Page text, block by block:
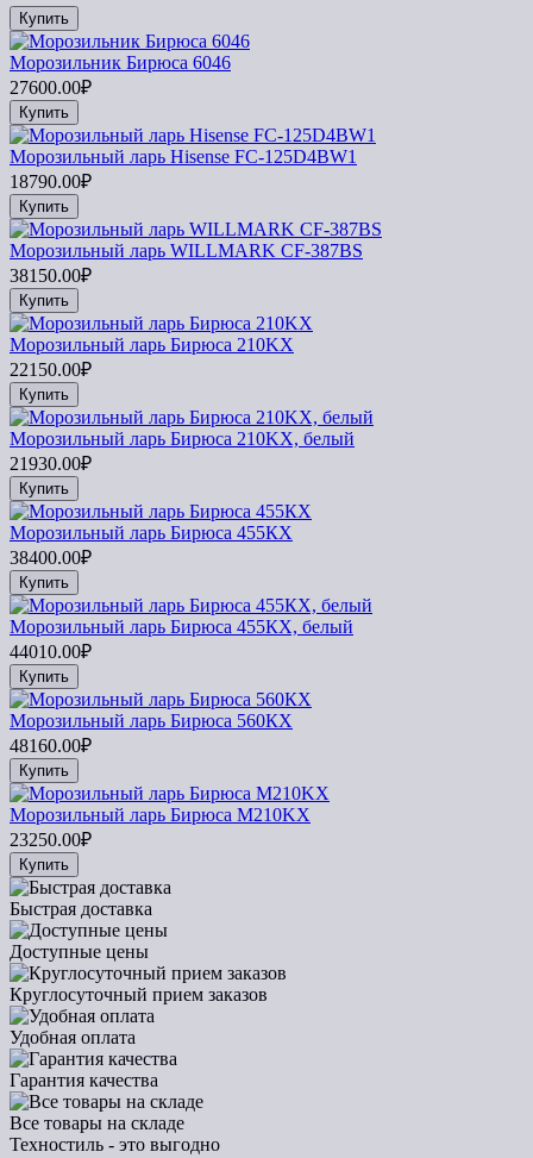
Купить
Морозильник Бирюса 6046
27600.00₽
Купить
Морозильный ларь Hisense FC-125D4BW1
18790.00₽
Купить
Морозильный ларь WILLMARK CF-387BS
38150.00₽
Купить
Морозильный ларь Бирюса 210KX
22150.00₽
Купить
Морозильный ларь Бирюса 210KX, белый
21930.00₽
Купить
Морозильный ларь Бирюса 455КХ
38400.00₽
Купить
Морозильный ларь Бирюса 455КХ, белый
44010.00₽
Купить
Морозильный ларь Бирюса 560КХ
48160.00₽
Купить
Морозильный ларь Бирюса M210KX
23250.00₽
Купить
Быстрая доставка
Доступные цены
Круглосуточный прием заказов
Удобная оплата
Гарантия качества
Все товары на складе
Техностиль - это выгодно